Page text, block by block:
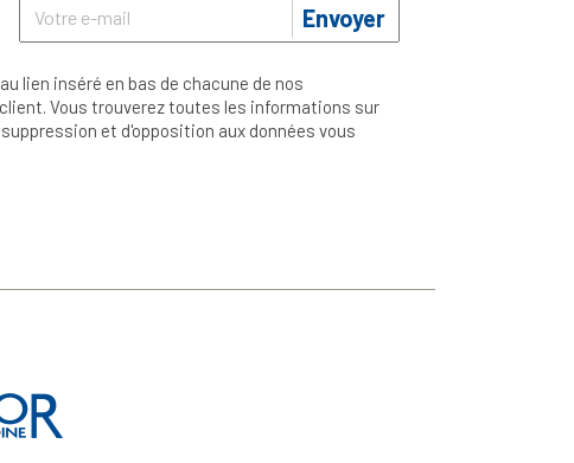
Envoyer
lien inséré en bas de chacune de nos
Vous trouverez toutes les informations sur
et d'opposition aux données vous